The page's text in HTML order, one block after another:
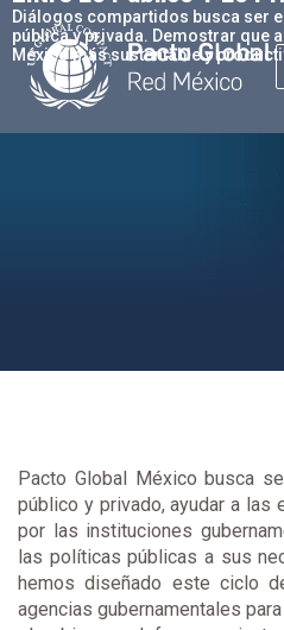
Diálogos compartidos busca ser
pública y privada. Demostrar que
México más sustentable y
Pacto Global México busca
público y privado, ayudar a las
por las instituciones
las políticas públicas a sus
hemos diseñado este ciclo
agencias gubernamentales